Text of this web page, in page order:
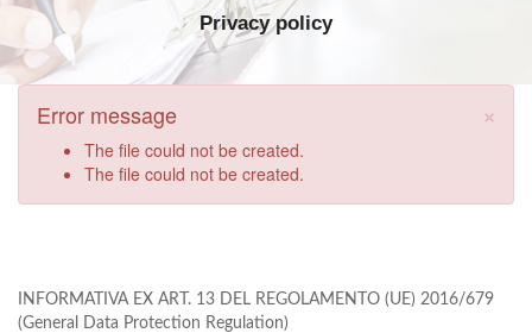
Privacy policy
×
Error message
The file could not be created.
The file could not be created.
INFORMATIVA EX ART. 13 DEL REGOLAMENTO (UE) 2016/679
(General Data Protection Regulation)